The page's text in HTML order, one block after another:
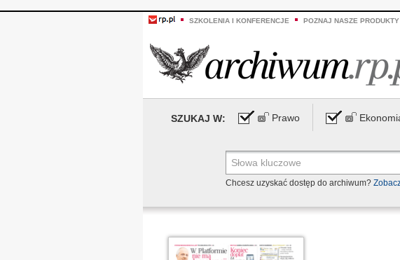
SZKOLENIA I KONFERENCJE POZNAJ NASZE PRODUKTY
SZUKAJ W: Prawo
Chcesz uzyskać dostęp do archiwum?